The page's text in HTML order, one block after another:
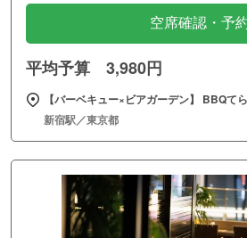
空席確認・予
平均予算 3,980円
【バーベキュー×ビアガーデン】 BBQて
新宿駅／東京都